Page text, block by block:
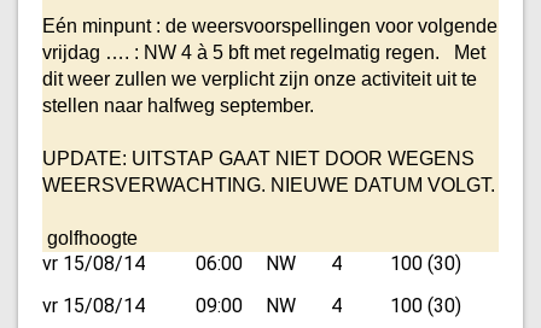
Eén minpunt : de weersvoorspellingen voor volgende
vrijdag …. : NW 4 à 5 bft met regelmatig regen. Met
dit weer zullen we verplicht zijn onze activiteit uit te
stellen naar halfweg september.
UPDATE: UITSTAP GAAT NIET DOOR WEGENS
WEERSVERWACHTING. NIEUWE DATUM VOLGT.
golfhoogte
vr 15/08/14 06:00 NW 4
100 (30)
vr 15/08/14
09:00 NW 4
100 (30)